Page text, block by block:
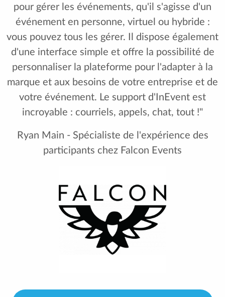
pour gérer les événements, qu'il s'agisse d'un
événement en personne, virtuel ou hybride :
vous pouvez tous les gérer. Il dispose également
d'une interface simple et offre la possibilité de
personnaliser la plateforme pour l'adapter à la
marque et aux besoins de votre entreprise et de
votre événement. Le support d'InEvent est
incroyable : courriels, appels, chat, tout !"
Ryan Main - Spécialiste de l'expérience des
participants chez Falcon Events